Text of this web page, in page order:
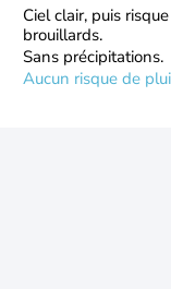
Ciel clair, puis
brouillards.
Sans précipitations.
Aucun risque de